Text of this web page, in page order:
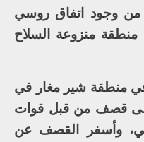
من وجود اتفاق روسي
منزوعة السلاح
في منطقة شير مغار في
قصف من قبل قوات
وأسفر القصف عن